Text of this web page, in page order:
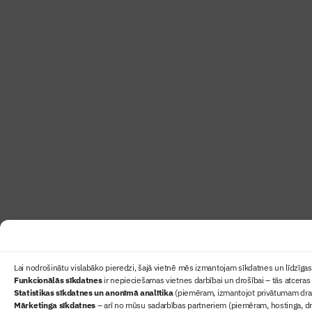
Lai nodrošinātu vislabāko pieredzi, šajā vietnē mēs izmantojam sīkdatnes un
Funkcionālās sīkdatnesir nepieciešamas vietnes darbībai un drošībai – tās
Statistikas sīkdatnes un anonīmā analītika(piemēram, izmantojot privātumam
Mārketinga sīkdatnes – arī no mūsu sadarbības partneriem (piemēram, hostinga,